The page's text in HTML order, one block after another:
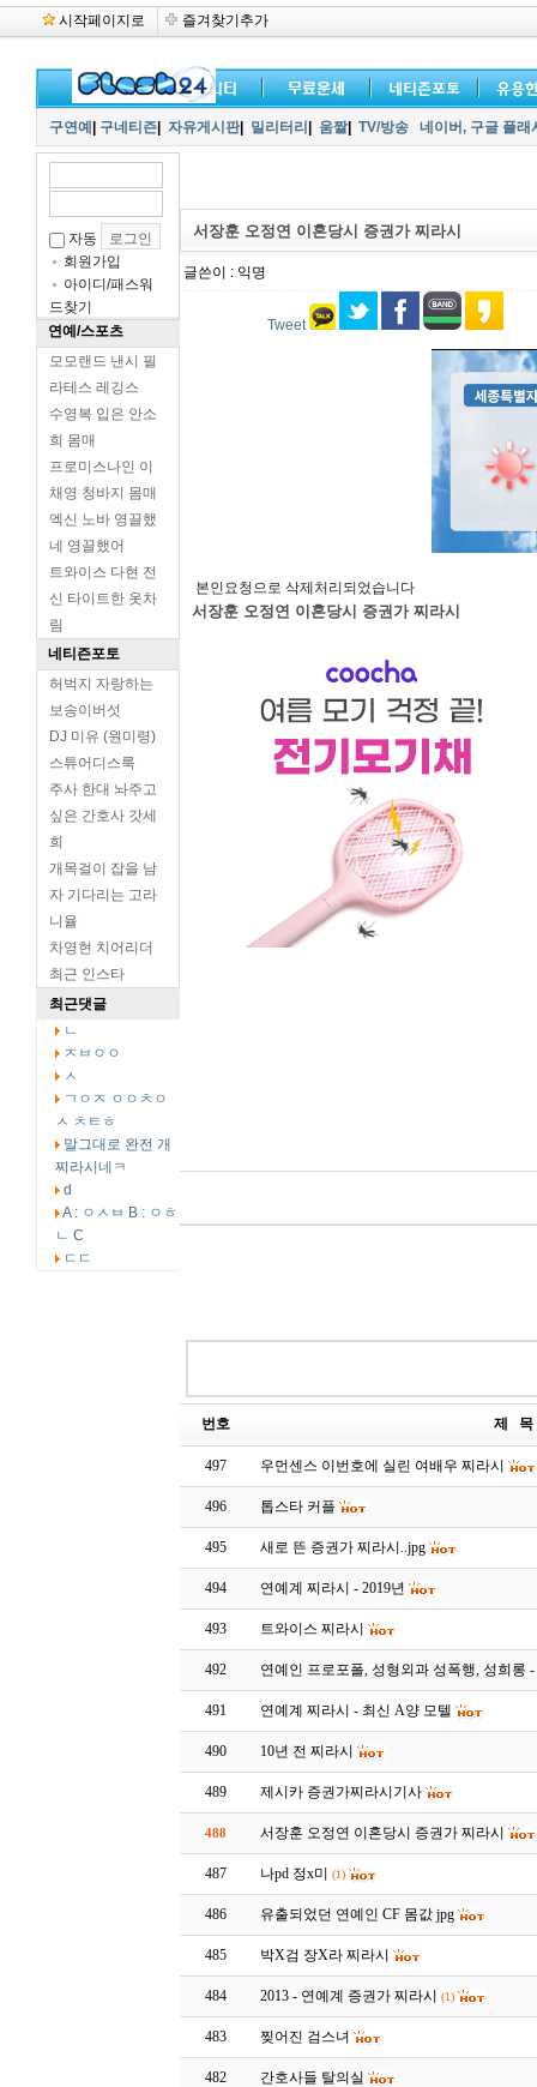
시작페이지로 즐겨찾기추가
구연예 구네티즌 자유게시판| 밀리터리 움짤| TV/방송 네이버, 구글 플
자동
회원가입
아이디/패스워
드찾기
연예/스포츠
모모랜드 낸시 필
라테스 레깅스
수영복 입은 안소
희 몸매
프로미스나인 이
채영 청바지 몸매
엑신 노바 영끌했
네 영끌했어
트와이스 다현 전
신 타이트한 옷차
림
네티즌포토
허벅지 자랑하는
보송이버섯
DJ 미유 (원미령)
스튜어디스룩
주사 한대 놔주고
싶은 간호사 갓세
희
개목걸이 잡을 남
자 기다리는 고라
니율
차영현 치어리더
최근 인스타
최근댓글
ㄴ
ㅈㅂㅇㅇ
ㅅ
ㄱㅇㅈ ㅇㅇㅊㅇ
ㅅ ㅊㅌㅎ
말그대로 완전 개
찌라시네ㅋ
d
A : ㅇㅅㅂ B : ㅇㅎ
ㄴ C
ㄷㄷ
서장훈 오정연 이혼당시 증권가 찌라시
글쓴이 : 익명
Tweet
본인요청으로 삭제처리되었습니다
서장훈 오정연 이혼당시 증권가 찌라시
번호 제 목
497 우먼센스 이번호에 실린 여배우 찌라시
496 톱스타 커플
495 새로 뜬 증권가 찌라시..jpg
494 연예계 찌라시 - 2019년
493 트와이스 찌라시
492 연예인 프로포폴, 성형외과 성폭행, 성희롱
491 연예계 찌라시 - 최신 A양 모텔
490 10년 전 찌라시
489 제시카 증권가찌라시기사
488 서장훈 오정연 이혼당시 증권가 찌라시
487 나pd 정x미 (1)
486 유출되었던 연예인 CF 몸값 jpg
485 박X검 장X라 찌라시
484 2013 - 연예계 증권가 찌라시 (1)
483 찢어진 검스녀
482 간호사들 탈의실